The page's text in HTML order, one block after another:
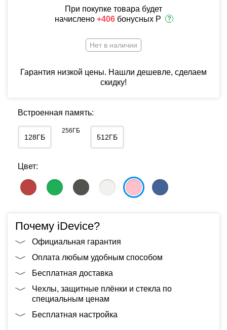
При покупке товара будет
начислено +406 бонусных Р
Нет в наличии
Гарантия низкой цены. Нашли дешевле, сделаем
скидку!
Встроенная память:
128ГБ
256ГБ
512ГБ
Цвет:
Почему iDevice?
Официальная гарантия
Оплата любым удобным способом
Бесплатная доставка
Чехлы, защитные плёнки и стекла по
специальным ценам
Бесплатная настройка